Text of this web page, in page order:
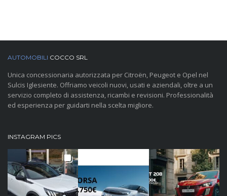
AUTOMOBILI COCCO SRL
Unica concessionaria autorizzata per Citroën, Peugeot e Opel nel
Sulcis Iglesiente. Offriamo veicoli nuovi, usati e aziendali, oltre a un
servizio completo di assistenza, ricambi e revisioni. Professionalità
ed esperienza per guidarti nella scelta migliore.
INSTAGRAM PICS